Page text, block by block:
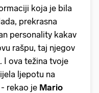
koja je bila
prekrasna
personality kakav
rašpu, taj njegov
I ova težina tvoje
ljepotu na
rekao je Mario